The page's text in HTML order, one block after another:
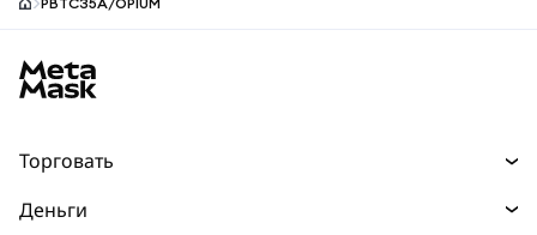
PBTC35A/OPIUM
Торговать
Деньги